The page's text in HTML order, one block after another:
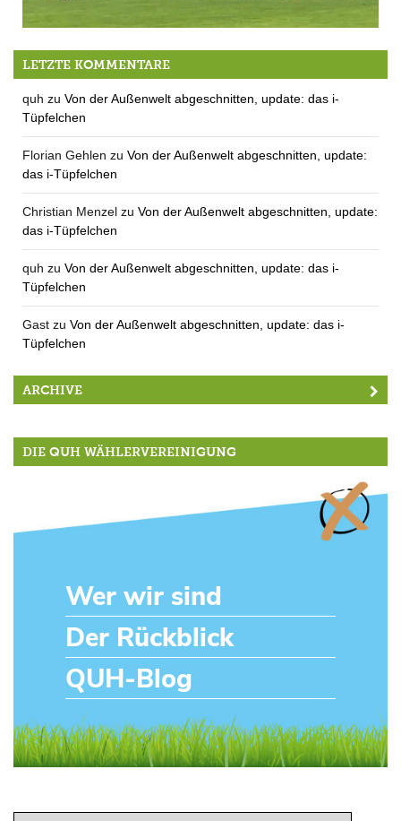
Mit dem Ofenrohr ins Gebirge – MTV Berg verliert 0:1
LETZTE KOMMENTARE
quh zu Von der Außenwelt abgeschnitten, update: das i-
Tüpfelchen
Florian Gehlen zu Von der Außenwelt abgeschnitten, update:
das i-Tüpfelchen
Christian Menzel zu Von der Außenwelt abgeschnitten, update:
das i-Tüpfelchen
quh zu Von der Außenwelt abgeschnitten, update: das i-
Tüpfelchen
Gast zu Von der Außenwelt abgeschnitten, update: das i-
Tüpfelchen
ARCHIVE
DIE QUH WÄHLERVEREINIGUNG
Wer wir sind
Der Rückblick
QUH-Blog